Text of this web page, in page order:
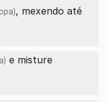
, mexendo até
e misture